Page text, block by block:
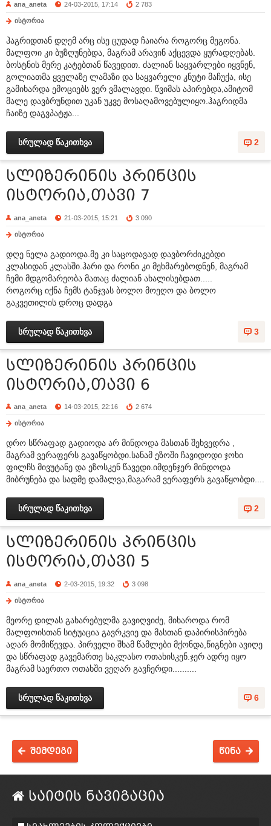
ana_aneta 24-03-2015, 17:14 2 783
ისტორია
ჰაგრიდთან დღემ არც ისე ცუდად ჩაიარა როგორც მეგონა.
მალფოი კი ბუზღუნებდა, მაგრამ არავინ აქცევდა ყურადღებას.
ბოსტნის მერე კატებთან წავედით. ძალიან საყვარლები იყვნენ,
გოლიათმა ყველაზე ლამაზი და საყვარელი კნუტი მაჩუქა, ისე
გამიხარდა ემოციებს ვერ ვმალავდი. წვიმას აპირებდა,ამიტომ
მალე დავბრუნდით უკან უკვე მოსაღამოვებულიყო.ჰაგრიდმა
ჩაიზე დაგვპატჟა...
2
სრულად წაკითხვა
სლიზერინის პრინცის
ისტორია,თავი 7
ana_aneta 21-03-2015, 15:21 3 090
ისტორია
დღე ნელა გადიოდა.მე კი საცოდავად დავბორძიკებდი
კლასიდან კლასში.ჰარი და რონი კი მეხმარებოდნენ, მაგრამ
ჩემი მდგომარეობა მათაც ძალიან ახალისებდათ.....
როგორც იქნა ჩემს ტანჯვას ბოლო მოეღო და ბოლო
გაკვეთილის დროც დადგა
3
სრულად წაკითხვა
სლიზერინის პრინცის
ისტორია,თავი 6
ana_aneta 14-03-2015, 22:16 2 674
ისტორია
დრო სწრაფად გადიოდა არ მინდოდა მასთან შეხვედრა ,
მაგრამ ვერაფერს გავაწყობდი.სანამ ეზოში ჩავიდოდი ჯოხი
ფილჩს მივუტანე და ეზოსკენ წავედი.იმდენჯერ მინდოდა
მიბრუნება და სადმე დამალვა,მაგარამ ვერაფერს გავაწყობდი....
2
სრულად წაკითხვა
სლიზერინის პრინცის
ისტორია,თავი 5
ana_aneta 2-03-2015, 19:32 3 098
ისტორია
მეორე დილას გახარებულმა გავიღვიძე, მიხაროდა რომ
მალფოისთან სიტუაცია გავრკვიე და მასთან დაპირისპირება
აღარ მომიწევდა. პირველი შხამ წამლები მქონდა,წიგნები ავიღე
და სწრაფად გავემართე საკლასო ოთახისკენ.ჯერ ადრე იყო
მაგრამ საერთო ოთახში ვეღარ გავჩერდი..........
6
სრულად წაკითხვა
წინა
შემდეგი
საიტის ნავიგაცია